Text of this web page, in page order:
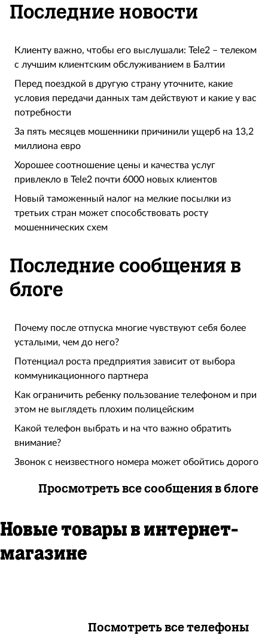
Последние новости
Клиенту важно, чтобы его выслушали: Tele2 – телеком
с лучшим клиентским обслуживанием в Балтии
Перед поездкой в другую страну уточните, какие
условия передачи данных там действуют и какие у вас
потребности
За пять месяцев мошенники причинили ущерб на 13,2
миллиона евро
Хорошее соотношение цены и качества услуг
привлекло в Tele2 почти 6000 новых клиентов
Новый таможенный налог на мелкие посылки из
третьих стран может способствовать росту
мошеннических схем
Последние сообщения в
блоге
Почему после отпуска многие чувствуют себя более
усталыми, чем до него?
Потенциал роста предприятия зависит от выбора
коммуникационного партнера
Как ограничить ребенку пользование телефоном и при
этом не выглядеть плохим полицейским
Какой телефон выбрать и на что важно обратить
внимание?
Звонок с неизвестного номера может обойтись дорого
Просмотреть все сообщения в блоге
Новые товары в интернет-
магазине
Посмотреть все телефоны